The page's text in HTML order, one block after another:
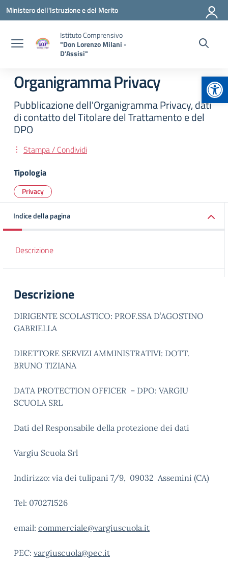
Vai ai contenuti
Vai al menu di navigazione
Vai al footer
Ministero dell'Istruzione e del Merito
Istituto Comprensivo
"Don Lorenzo Milani -
D’Assisi"
Organigramma Privacy
Pubblicazione dell'Organigramma Privacy, dati
di contatto del Titolare del Trattamento e del
DPO
Stampa / Condividi
Tipologia
Privacy
Indice della pagina
Descrizione
Descrizione
DIRIGENTE SCOLASTICO: PROF.SSA D’AGOSTINO
GABRIELLA
DIRETTORE SERVIZI AMMINISTRATIVI: DOTT.
BRUNO TIZIANA
DATA PROTECTION OFFICER – DPO: VARGIU
SCUOLA SRL
Dati del Responsabile della protezione dei dati
Vargiu Scuola Srl
Indirizzo: via dei tulipani 7/9, 09032 Assemini (CA)
Tel: 070271526
email: commerciale@vargiuscuola.it
PEC: vargiuscuola@pec.it